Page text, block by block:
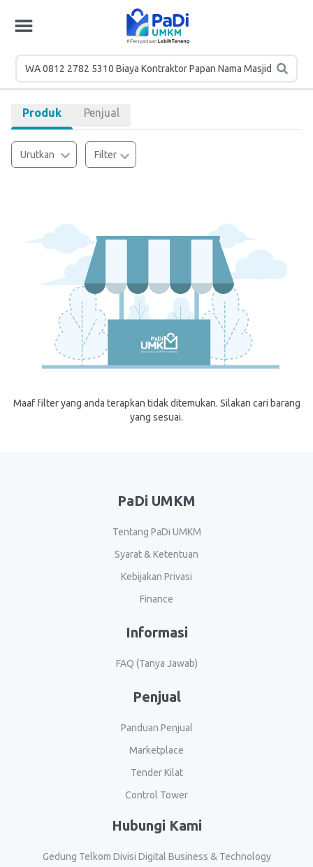
Produk Penjual
Urutkan Filter
Maaf filter yang anda terapkan tidak ditemukan. Silakan cari barang
yang sesuai.
PaDi UMKM
Tentang PaDi UMKM
Syarat & Ketentuan
Kebijakan Privasi
Finance
Informasi
FAQ (Tanya Jawab)
Penjual
Panduan Penjual
Marketplace
Tender Kilat
Control Tower
Hubungi Kami
Gedung Telkom Divisi Digital Business & Technology